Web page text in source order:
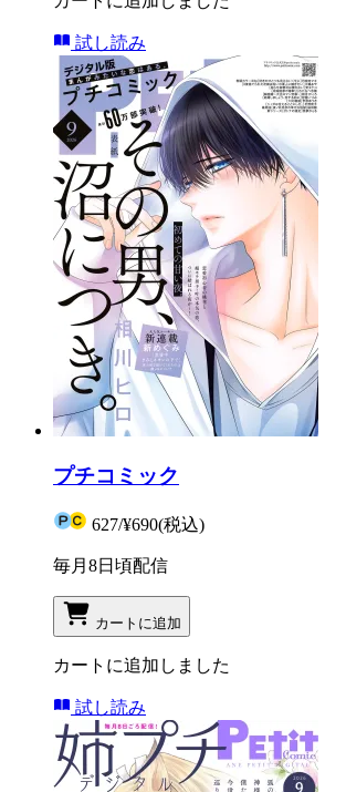
試し読み
プチコミック
627/¥690(税込)
毎月8日頃配信
カートに追加
カートに追加しました
試し読み